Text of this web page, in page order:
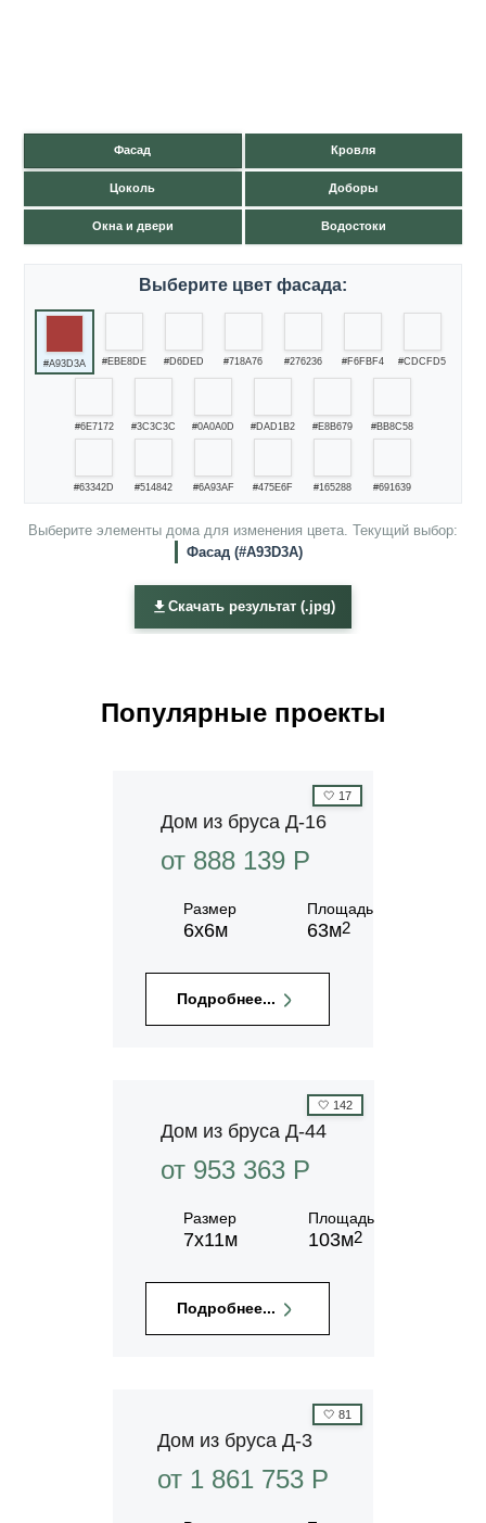
Фасад Кровля
Цоколь Доборы
Окна и двери Водостоки
Выберите цвет фасада:
#A93D3A #EBE8DE #D6DED #718A76 #276236 #F6FBF4 #CDCFD5
#6E7172 #3C3C3C #0A0A0D #DAD1B2 #E8B679 #BB8C58
#63342D #514842 #6A93AF #475E6F #165288 #691639
Выберите элементы дома для изменения цвета. Текущий выбор:
Фасад (#A93D3A)
Скачать результат (.jpg)
Популярные проекты
🤍 17
Дом из бруса Д-16
от 888 139 P
Размер
6х6м
Площадь
63м2
Подробнее...
🤍 142
Дом из бруса Д-44
от 953 363 P
Размер
7х11м
Площадь
103м2
Подробнее...
🤍 81
Дом из бруса Д-3
от 1 861 753 P